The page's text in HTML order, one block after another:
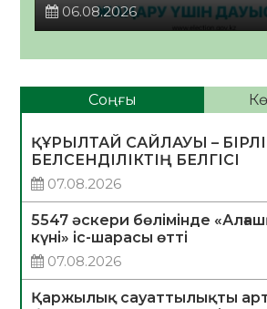
06.08.2026
Соңғы
ҚҰРЫЛТАЙ САЙЛАУЫ –
БЕЛСЕНДІЛІКТІҢ БЕЛГІСІ
07.08.2026
5547 әскери бөлімінде
күні» іс-шарасы өтті
07.08.2026
Қаржылық сауаттылықты